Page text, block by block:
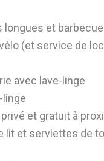
longues et barbecue
(et service de
avec lave-linge
privé et gratuit à
lit et serviettes de